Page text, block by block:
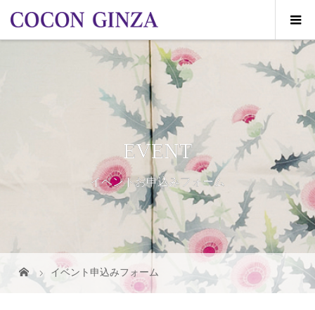
EVENT
イベントお申込みフォーム
イベント申込みフォーム